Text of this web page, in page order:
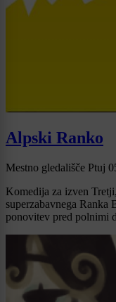
Alpski Ranko
Mestno gledališče Ptuj
Komedija za izven
superzabavnega
ponovitev pred polnimi